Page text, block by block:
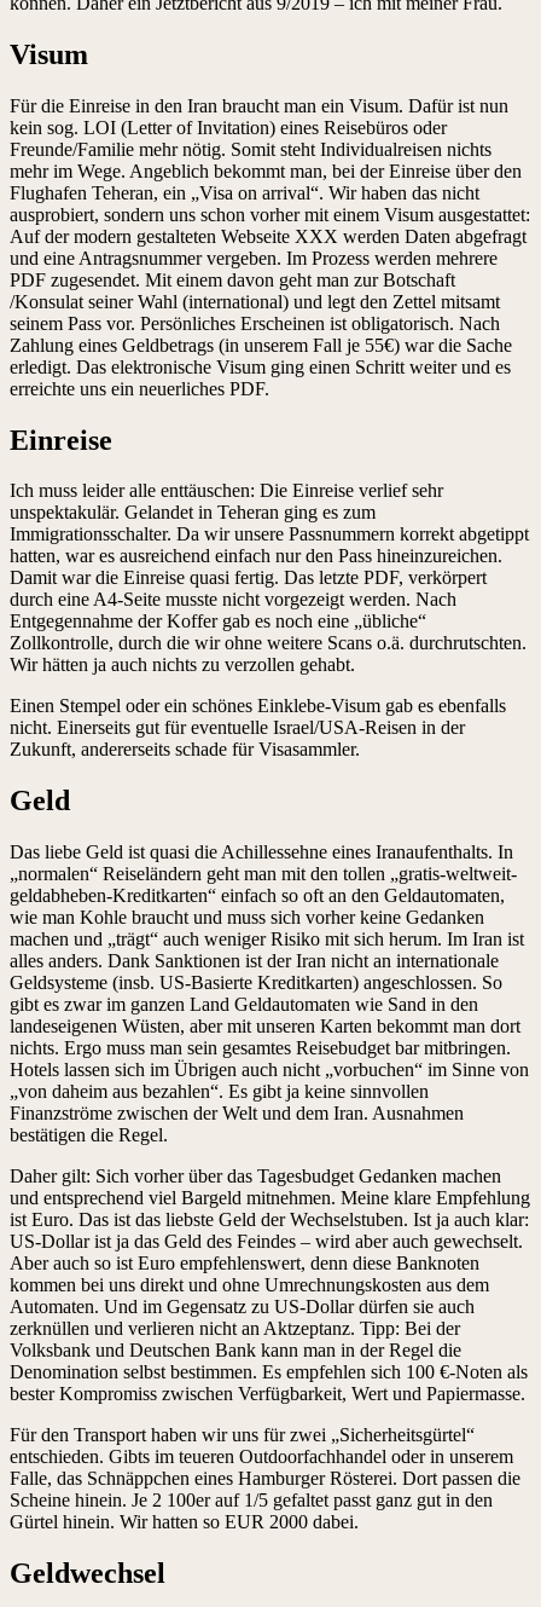
Visum
Für die Einreise in den Iran braucht man ein Visum. Dafür ist nun
kein sog. LOI (Letter of Invitation) eines Reisebüros oder
Freunde/Familie mehr nötig. Somit steht Individualreisen nichts
mehr im Wege. Angeblich bekommt man, bei der Einreise über den
Flughafen Teheran, ein „Visa on arrival“. Wir haben das nicht
ausprobiert, sondern uns schon vorher mit einem Visum ausgestattet:
Auf der modern gestalteten Webseite XXX werden Daten abgefragt
und eine Antragsnummer vergeben. Im Prozess werden mehrere
PDF zugesendet. Mit einem davon geht man zur Botschaft
/Konsulat seiner Wahl (international) und legt den Zettel mitsamt
seinem Pass vor. Persönliches Erscheinen ist obligatorisch. Nach
Zahlung eines Geldbetrags (in unserem Fall je 55€) war die Sache
erledigt. Das elektronische Visum ging einen Schritt weiter und es
erreichte uns ein neuerliches PDF.
Einreise
Ich muss leider alle enttäuschen: Die Einreise verlief sehr
unspektakulär. Gelandet in Teheran ging es zum
Immigrationsschalter. Da wir unsere Passnummern korrekt abgetippt
hatten, war es ausreichend einfach nur den Pass hineinzureichen.
Damit war die Einreise quasi fertig. Das letzte PDF, verkörpert
durch eine A4-Seite musste nicht vorgezeigt werden. Nach
Entgegennahme der Koffer gab es noch eine „übliche“
Zollkontrolle, durch die wir ohne weitere Scans o.ä. durchrutschten.
Wir hätten ja auch nichts zu verzollen gehabt.
Einen Stempel oder ein schönes Einklebe-Visum gab es ebenfalls
nicht. Einerseits gut für eventuelle Israel/USA-Reisen in der
Zukunft, andererseits schade für Visasammler.
Geld
Das liebe Geld ist quasi die Achillessehne eines Iranaufenthalts. In
„normalen“ Reiseländern geht man mit den tollen „gratis-weltweit-
geldabheben-Kreditkarten“ einfach so oft an den Geldautomaten,
wie man Kohle braucht und muss sich vorher keine Gedanken
machen und „trägt“ auch weniger Risiko mit sich herum. Im Iran ist
alles anders. Dank Sanktionen ist der Iran nicht an internationale
Geldsysteme (insb. US-Basierte Kreditkarten) angeschlossen. So
gibt es zwar im ganzen Land Geldautomaten wie Sand in den
landeseigenen Wüsten, aber mit unseren Karten bekommt man dort
nichts. Ergo muss man sein gesamtes Reisebudget bar mitbringen.
Hotels lassen sich im Übrigen auch nicht „vorbuchen“ im Sinne von
„von daheim aus bezahlen“. Es gibt ja keine sinnvollen
Finanzströme zwischen der Welt und dem Iran. Ausnahmen
bestätigen die Regel.
Daher gilt: Sich vorher über das Tagesbudget Gedanken machen
und entsprechend viel Bargeld mitnehmen. Meine klare Empfehlung
ist Euro. Das ist das liebste Geld der Wechselstuben. Ist ja auch klar:
US-Dollar ist ja das Geld des Feindes – wird aber auch gewechselt.
Aber auch so ist Euro empfehlenswert, denn diese Banknoten
kommen bei uns direkt und ohne Umrechnungskosten aus dem
Automaten. Und im Gegensatz zu US-Dollar dürfen sie auch
zerknüllen und verlieren nicht an Aktzeptanz. Tipp: Bei der
Volksbank und Deutschen Bank kann man in der Regel die
Denomination selbst bestimmen. Es empfehlen sich 100 €-Noten als
bester Kompromiss zwischen Verfügbarkeit, Wert und Papiermasse.
Für den Transport haben wir uns für zwei „Sicherheitsgürtel“
entschieden. Gibts im teueren Outdoorfachhandel oder in unserem
Falle, das Schnäppchen eines Hamburger Rösterei. Dort passen die
Scheine hinein. Je 2 100er auf 1/5 gefaltet passt ganz gut in den
Gürtel hinein. Wir hatten so EUR 2000 dabei.
Geldwechsel